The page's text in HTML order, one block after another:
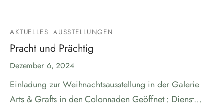
AKTUELLES AUSSTELLUNGEN
Pracht und Prächtig
Dezember 6, 2024
Einladung zur Weihnachtsausstellung in der Galerie
Arts & Grafts in den Colonnaden Geöffnet : Dienst…